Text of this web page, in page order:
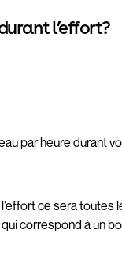
l’effort?
par heure durant
ce sera toutes
correspond à un